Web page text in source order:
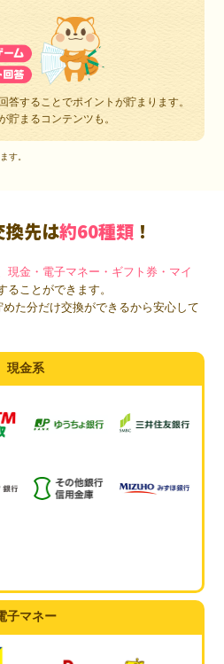
答することでポイントが貯まります。
貯まるコンテンツも。
す。
換先は約60種類 ！
現金・電子マネー・ギフト券・マイ
ることができます。
めた分だけ交換ができるから安心して
現金系
子マネー